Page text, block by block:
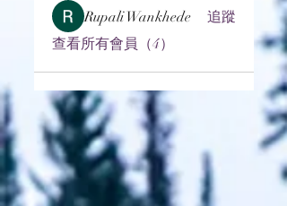
Rupali Wankhede
追蹤
查看所有會員（4）